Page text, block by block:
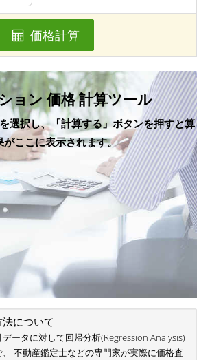
価格計算
ョン 価格 計算ツール
選択し、「計算する」ボタンを押すと算
がここに表示されます。
について
ータに対して回帰分析(Regression Analysis)
不動産鑑定士などの専門家が実際に価格査